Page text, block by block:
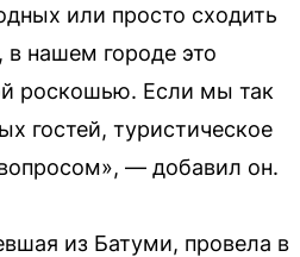
или просто сходить
нашем городе это
роскошью. Если мы так
гостей, туристическое
— добавил он.
из Батуми, провела в